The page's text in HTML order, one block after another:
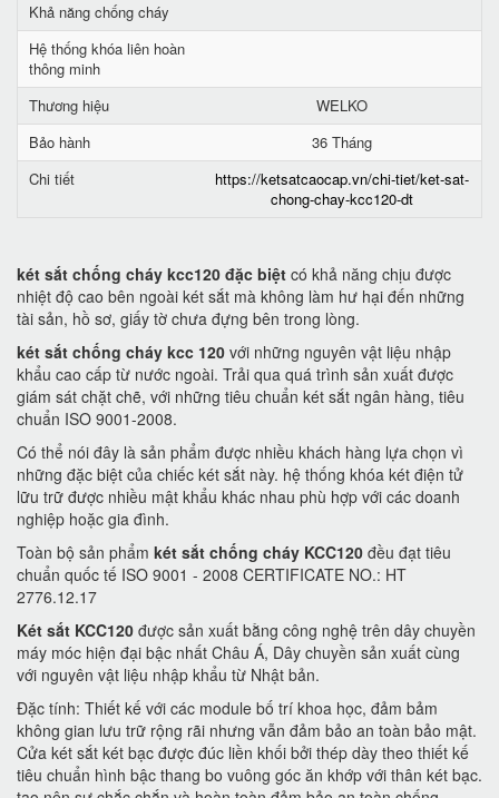
Khả năng chống cháy
Hệ thống khóa liên hoàn
thông minh
Thương hiệu
WELKO
Bảo hành
36 Tháng
Chi tiết
https://ketsatcaocap.vn/chi-tiet/ket-sat-
chong-chay-kcc120-dt
két sắt chống cháy kcc120 đặc biệt có khả năng chịu được
nhiệt độ cao bên ngoài két sắt mà không làm hư hại đến những
tài sản, hồ sơ, giấy tờ chưa đựng bên trong lòng.
két sắt chống cháy kcc 120 với những nguyên vật liệu nhập
khẩu cao cấp từ nước ngoài. Trải qua quá trình sản xuất được
giám sát chặt chẽ, với những tiêu chuẩn két sắt ngân hàng, tiêu
chuẩn ISO 9001-2008.
Có thể nói đây là sản phẩm được nhiều khách hàng lựa chọn vì
những đặc biệt của chiếc két sắt này. hệ thống khóa két điện tử
lữu trữ được nhiều mật khẩu khác nhau phù hợp với các doanh
nghiệp hoặc gia đình.
Toàn bộ sản phẩm két sắt chống cháy KCC120 đều đạt tiêu
chuẩn quốc tế ISO 9001 - 2008 CERTIFICATE NO.: HT
2776.12.17
Két sắt KCC120 được sản xuất bằng công nghệ trên dây chuyền
máy móc hiện đại bậc nhất Châu Á, Dây chuyền sản xuất cùng
với nguyên vật liệu nhập khẩu từ Nhật bản.
Đặc tính: Thiết kế với các module bố trí khoa học, đảm bảm
không gian lưu trữ rộng rãi nhưng vẫn đảm bảo an toàn bảo mật.
Cửa két sắt két bạc được đúc liền khối bởi thép dày theo thiết kế
tiêu chuẩn hình bậc thang bo vuông góc ăn khớp với thân két bạc.